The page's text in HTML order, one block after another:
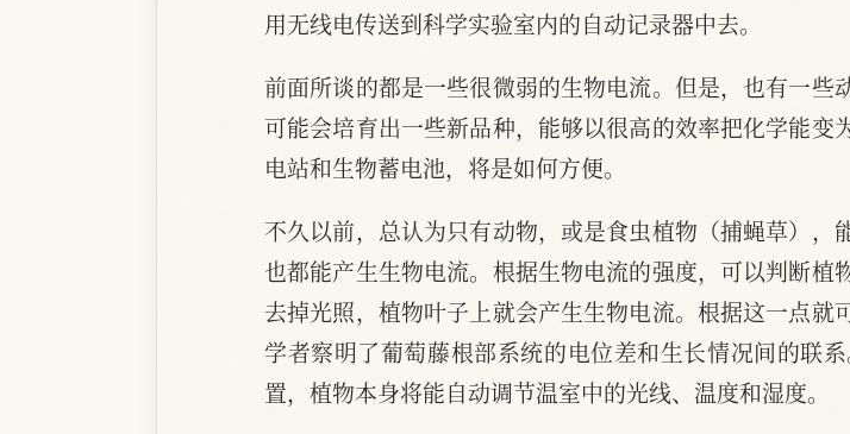
用无线电传送到科学实验室内的自动记录器中去。
前面所谈的都是一些很微弱的生物电流。但是，也有一
可能会培育出一些新品种，能够以很高的效率把化学能
电站和生物蓄电池，将是如何方便。
不久以前，总认为只有动物，或是食虫植物（捕蝇草）
也都能产生生物电流。根据生物电流的强度，可以判断
去掉光照，植物叶子上就会产生生物电流。根据这一点
学者察明了葡萄藤根部系统的电位差和生长情况间的联
置，植物本身将能自动调节温室中的光线、温度和湿度。